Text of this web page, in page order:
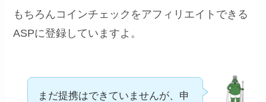
もちろんコインチェックをアフィリエイトできる
ASPに登録していますよ。
まだ提携はできていませんが、申